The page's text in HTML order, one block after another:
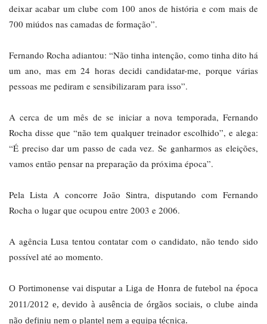
deixar acabar um clube com 100 anos de história e com mais de
700 miúdos nas camadas de formação”.
Fernando Rocha adiantou: “Não tinha intenção, como tinha dito há
um ano, mas em 24 horas decidi candidatar-me, porque várias
pessoas me pediram e sensibilizaram para isso”.
A cerca de um mês de se iniciar a nova temporada, Fernando
Rocha disse que “não tem qualquer treinador escolhido”, e alega:
“É preciso dar um passo de cada vez. Se ganharmos as eleições,
vamos então pensar na preparação da próxima época”.
Pela Lista A concorre João Sintra, disputando com Fernando
Rocha o lugar que ocupou entre 2003 e 2006.
A agência Lusa tentou contatar com o candidato, não tendo sido
possível até ao momento.
O Portimonense vai disputar a Liga de Honra de futebol na época
2011/2012 e, devido à ausência de órgãos sociais, o clube ainda
não definiu nem o plantel nem a equipa técnica.